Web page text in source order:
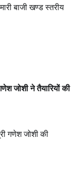
बाजी खण्ड स्तरीय
जोशी ने तैयारियों की
गणेश जोशी की